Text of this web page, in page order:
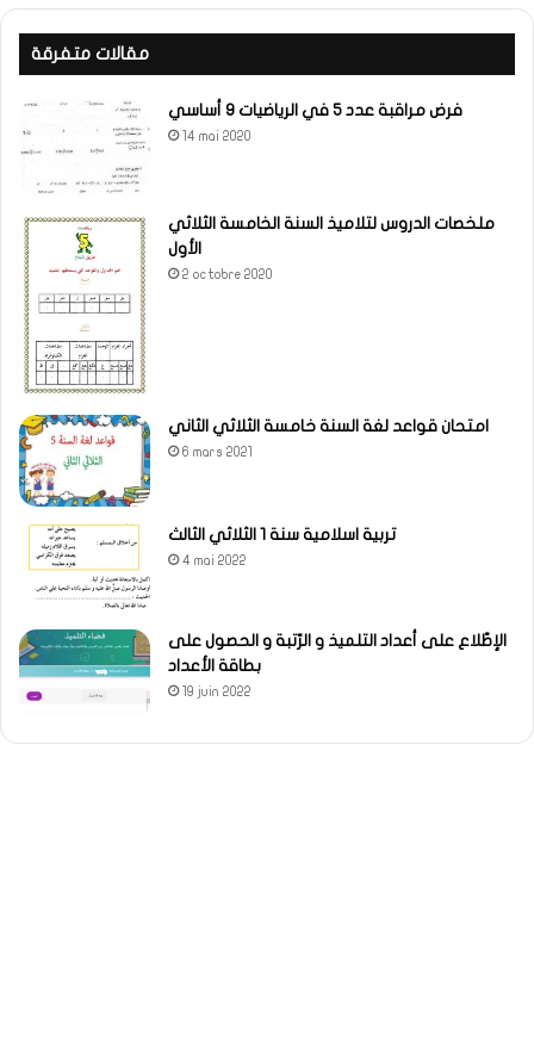
مقالات متفرقة
فرض مراقبة عدد 5 في الرياضيات 9 أساسي
14 mai 2020
ملخصات الدروس لتلاميذ السنة الخامسة الثلاثي
الأول
2 octobre 2020
امتحان قواعد لغة السنة خامسة الثلاثي الثاني
6 mars 2021
تربية اسلامية سنة 1 الثلاثي الثالث
4 mai 2022
الإطّلاع على أعداد التلميذ و الرّتبة و الحصول على
بطاقة الأعداد
19 juin 2022